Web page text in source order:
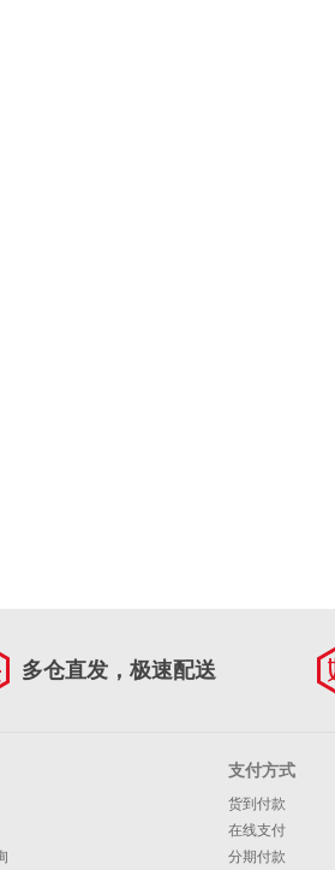
多仓直发，极速配送
支付方式
货到付款
在线支付
分期付款